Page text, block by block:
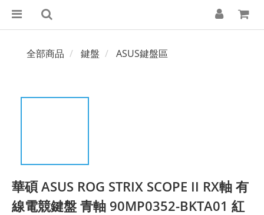
全部商品 鍵盤 ASUS鍵盤區
華碩 ASUS ROG STRIX SCOPE II RX軸 有
線電競鍵盤 青軸 90MP0352-BKTA01 紅